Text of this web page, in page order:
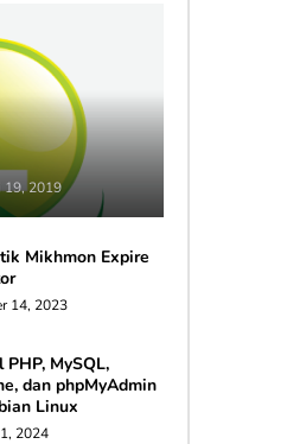
19, 2019
Mikhmon Expire
14, 2023
PHP, MySQL,
dan phpMyAdmin
Linux
2024